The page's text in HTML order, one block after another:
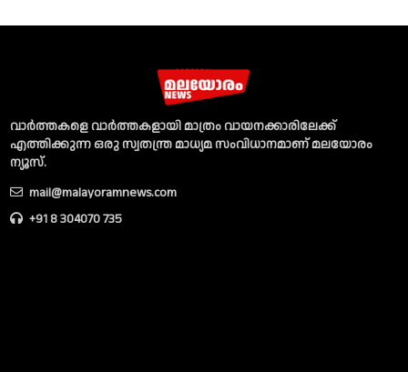
വാര്‍ത്തകളെ വാര്‍ത്തകളായി മാത്രം വായനക്കാരിലേക്ക്
എത്തിക്കുന്ന ഒരു സ്വതന്ത്ര മാധ്യമ സംവിധാനമാണ് മലയോരം
ന്യൂസ്‌.
mail@malayoramnews.com
+91 8 304070 735